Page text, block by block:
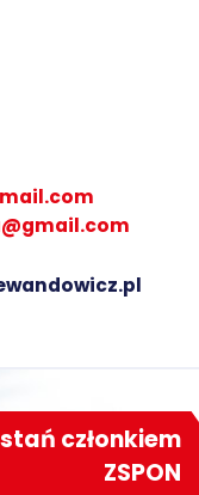
członkiem
ZSPON